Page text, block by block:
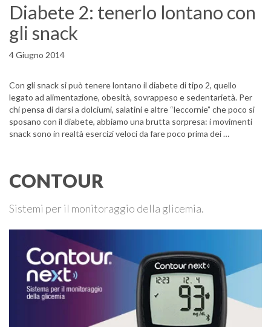
Diabete 2: tenerlo lontano con
gli snack
4 Giugno 2014
Con gli snack si può tenere lontano il diabete di tipo 2, quello
legato ad alimentazione, obesità, sovrappeso e sedentarietà. Per
chi pensa di darsi a dolciumi, salatini e altre “leccornie” che poco si
sposano con il diabete, abbiamo una brutta sorpresa: i movimenti
snack sono in realtà esercizi veloci da fare poco prima dei …
CONTOUR
Sistemi per il monitoraggio della glicemia.